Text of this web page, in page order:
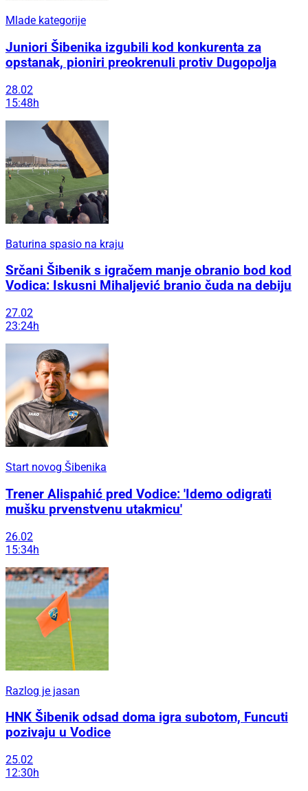
Mlade kategorije
Juniori Šibenika izgubili kod konkurenta za
opstanak, pioniri preokrenuli protiv Dugopolja
28.02
15:48h
Baturina spasio na kraju
Srčani Šibenik s igračem manje obranio bod kod
Vodica: Iskusni Mihaljević branio čuda na debiju
27.02
23:24h
Start novog Šibenika
Trener Alispahić pred Vodice: 'Idemo odigrati
mušku prvenstvenu utakmicu'
26.02
15:34h
Razlog je jasan
HNK Šibenik odsad doma igra subotom, Funcuti
pozivaju u Vodice
25.02
12:30h